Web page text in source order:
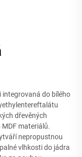
do bílého
dřevěných
materiálů.
nepropustnou
vlhkosti do jádra